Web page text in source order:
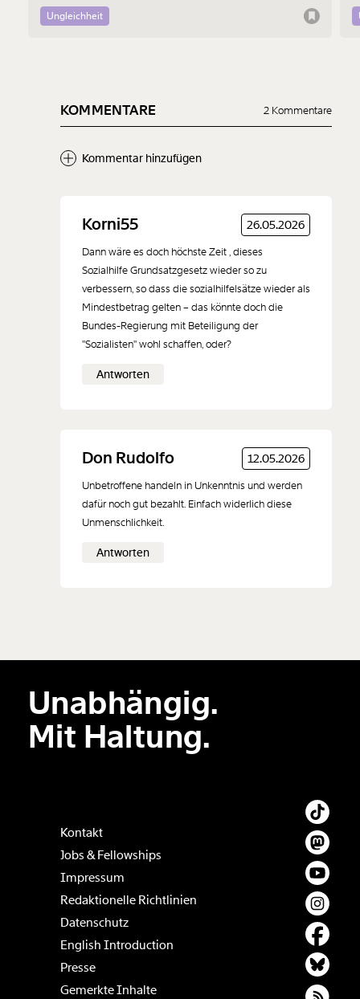
Männergewalt den ersten Schritt machen.
Ungleichheit
KOMMENTARE 2 Kommentare
Kommentar hinzufügen
Neuen Kommentar
Der Inhalt dieses Feldes wird nicht öffentlich zugänglich angezeigt.
Korni55 26.05.2026
Dann wäre es doch höchste Zeit , dieses
Sozialhilfe Grundsatzgesetz wieder so zu
verbessern, so dass die sozialhilfelsätze wieder als
Mindestbetrag gelten – das könnte doch die
Bundes-Regierung mit Beteiligung der
"Sozialisten" wohl schaffen, oder?
Antworten
Don Rudolfo 12.05.2026
Unbetroffene handeln in Unkenntnis und werden
dafür noch gut bezahlt. Einfach widerlich diese
Unmenschlichkeit.
Antworten
Unabhängig.
Mit Haltung.
Kontakt
Jobs & Fellowships
Impressum
Redaktionelle Richtlinien
Datenschutz
English Introduction
Presse
Gemerkte Inhalte